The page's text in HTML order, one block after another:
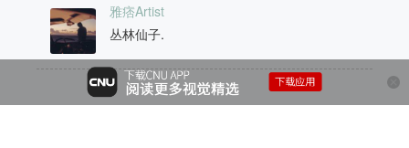
雅痞Artist
丛林仙子.